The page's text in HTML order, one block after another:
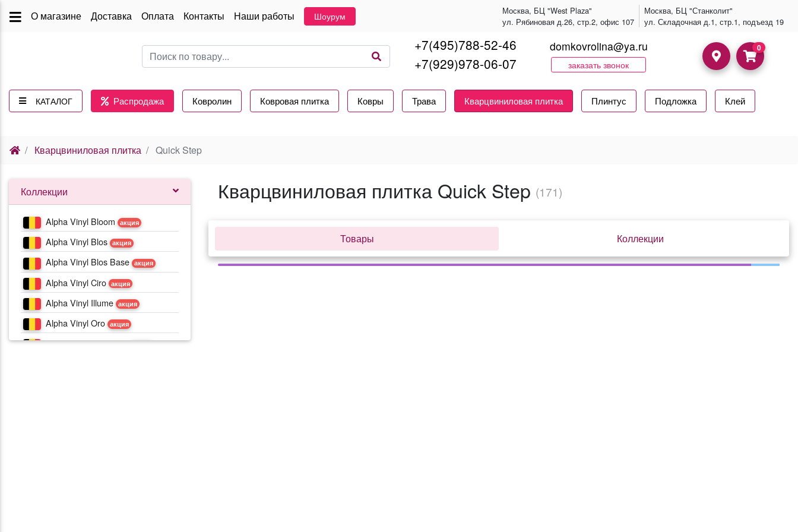
О магазине Доставка Оплата Контакты Наши работы Шоурум
Москва, БЦ "West Plaza"
ул. Рябиновая д.26, стр.2, офис 107
Москва, БЦ "Станколит"
ул. Складочная д.1, стр.1, подъезд 19
+7(495)788-52-46
+7(929)978-06-07
domkovrolina@ya.ru
заказать звонок
0
КАТАЛОГ
(current) Распродажа Ковролин Ковровая плитка Ковры Трава Кварцвиниловая плитка Плинтус Подложка Клей
Кварцвиниловая плитка Quick Step
Коллекции
Alpha Vinyl Bloom акция
Alpha Vinyl Blos акция
Alpha Vinyl Blos Base акция
Alpha Vinyl Ciro акция
Alpha Vinyl Illume акция
Alpha Vinyl Oro акция
Alpha Vinyl Oro Base акция
Кварцвиниловая плитка Quick Step (171)
Товары Коллекции